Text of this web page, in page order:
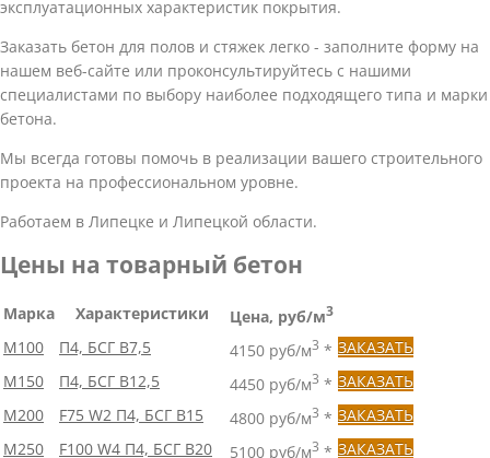
эксплуатационных характеристик покрытия.
Заказать бетон для полов и стяжек легко - заполните форму на
нашем веб-сайте или проконсультируйтесь с нашими
специалистами по выбору наиболее подходящего типа и марки
бетона.
Мы всегда готовы помочь в реализации вашего строительного
проекта на профессиональном уровне.
Работаем в Липецке и Липецкой области.
Цены на товарный бетон
Марка Характеристики Цена, руб/м3
М100 П4, БСГ В7,5 4150 руб/м3 * ЗАКАЗАТЬ
М150
П4, БСГ В12,5 4450 руб/м3 * ЗАКАЗАТЬ
М200
F75 W2 П4, БСГ В15 4800 руб/м3 * ЗАКАЗАТЬ
М250
F100 W4 П4, БСГ В20 5100 руб/м3 * ЗАКАЗАТЬ